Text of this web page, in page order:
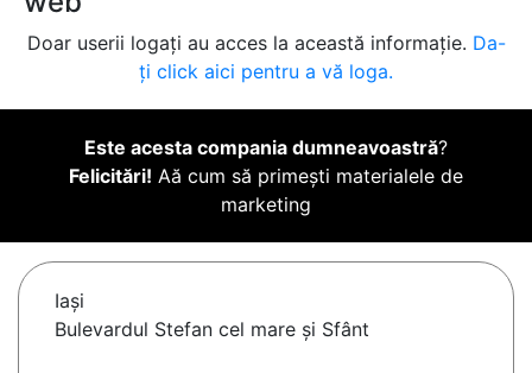
Doar userii logați au acces la această informație. Da-
ți click aici pentru a vă loga.
Este acesta compania dumneavoastră?
Felicitări! Aă cum să primești materialele de
marketing
Iaşi
Bulevardul Stefan cel mare și Sfânt